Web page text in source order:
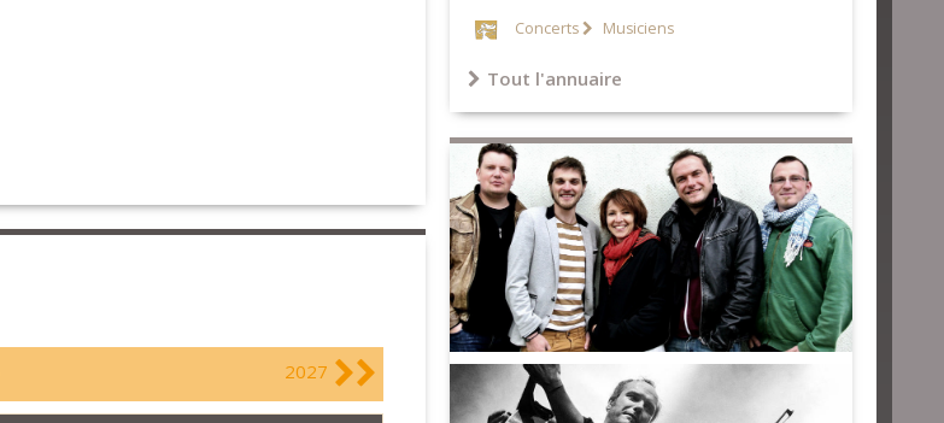
2027
Concerts Musiciens
Tout l'annuaire